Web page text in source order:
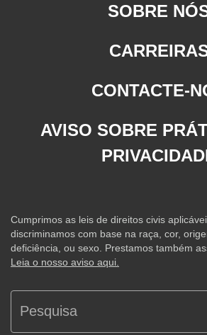
SOBRE
CONTACTE-
AVISO SOBRE
Cumprimos as leis de direitos civis
discriminamos com base na raça, cor,
deficiência, ou sexo. Prestamos também
Leia o nosso aviso aqui.